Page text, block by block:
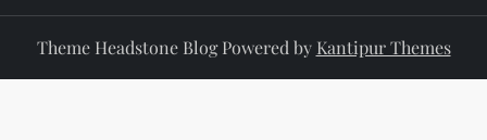
Theme Headstone Blog Powered by Kantipur Themes